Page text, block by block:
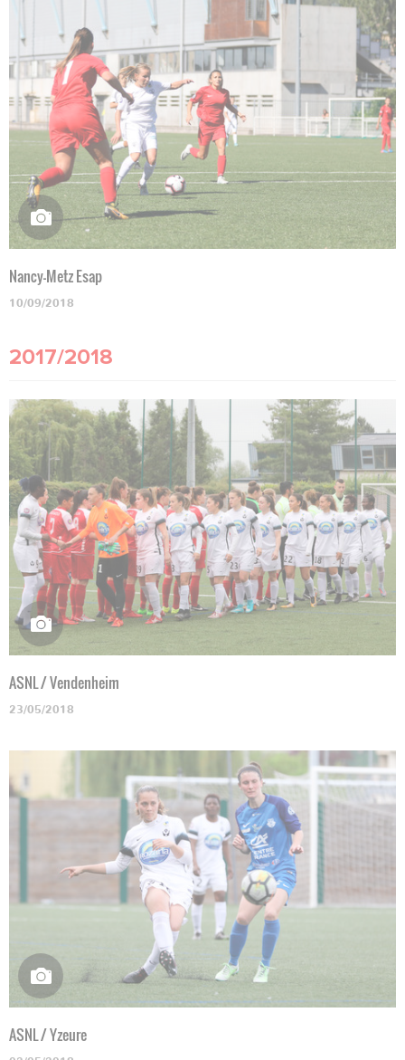
Nancy-Metz Esap
10/09/2018
2017/2018
ASNL / Vendenheim
23/05/2018
ASNL / Yzeure